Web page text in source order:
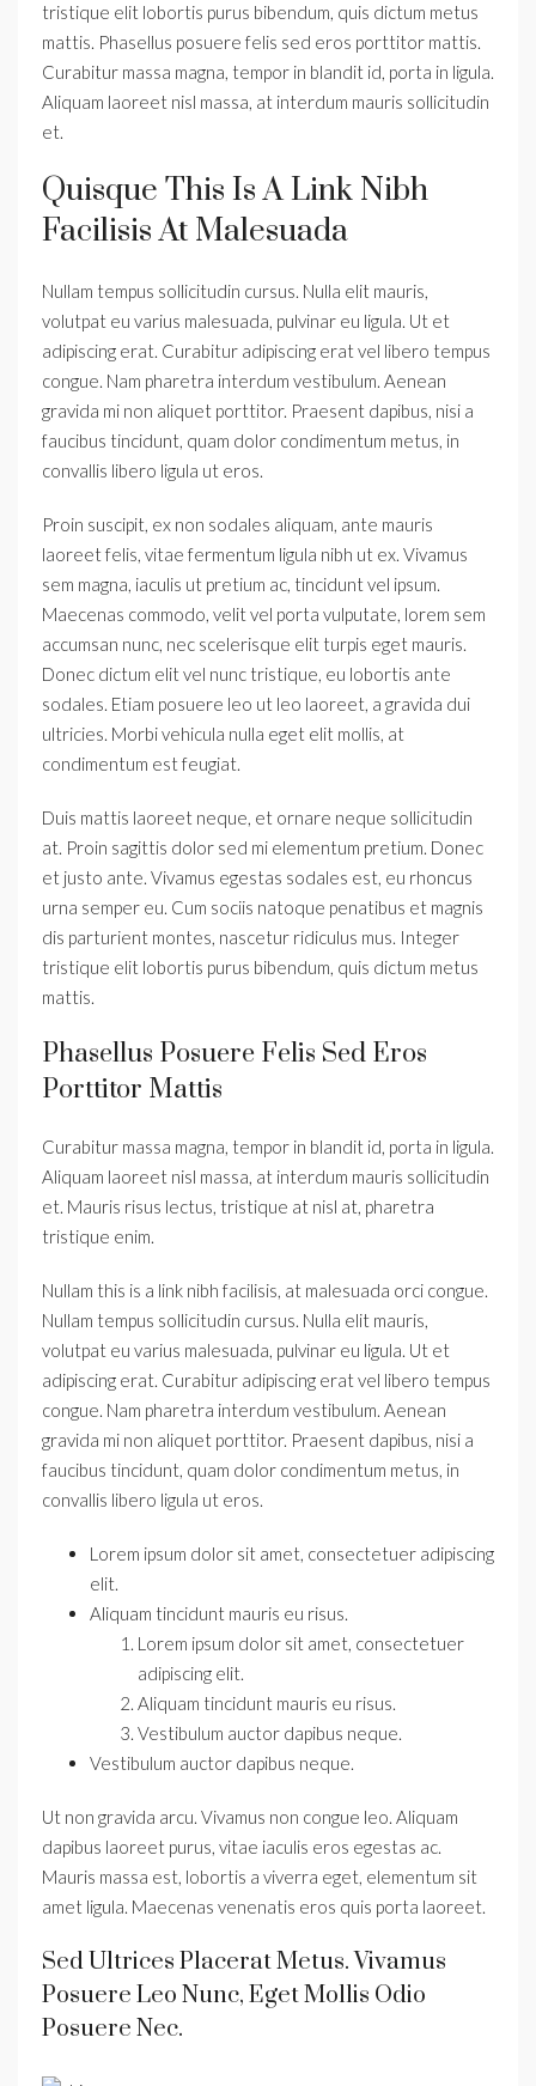
tristique elit lobortis purus bibendum, quis dictum metus
mattis. Phasellus posuere felis sed eros porttitor mattis.
Curabitur massa magna, tempor in blandit id, porta in ligula.
Aliquam laoreet nisl massa, at interdum mauris sollicitudin
et.
Quisque This Is A Link Nibh
Facilisis At Malesuada
Nullam tempus sollicitudin cursus. Nulla elit mauris,
volutpat eu varius malesuada, pulvinar eu ligula. Ut et
adipiscing erat. Curabitur adipiscing erat vel libero tempus
congue. Nam pharetra interdum vestibulum. Aenean
gravida mi non aliquet porttitor. Praesent dapibus, nisi a
faucibus tincidunt, quam dolor condimentum metus, in
convallis libero ligula ut eros.
Proin suscipit, ex non sodales aliquam, ante mauris
laoreet felis, vitae fermentum ligula nibh ut ex. Vivamus
sem magna, iaculis ut pretium ac, tincidunt vel ipsum.
Maecenas commodo, velit vel porta vulputate, lorem sem
accumsan nunc, nec scelerisque elit turpis eget mauris.
Donec dictum elit vel nunc tristique, eu lobortis ante
sodales. Etiam posuere leo ut leo laoreet, a gravida dui
ultricies. Morbi vehicula nulla eget elit mollis, at
condimentum est feugiat.
Duis mattis laoreet neque, et ornare neque sollicitudin
at. Proin sagittis dolor sed mi elementum pretium. Donec
et justo ante. Vivamus egestas sodales est, eu rhoncus
urna semper eu. Cum sociis natoque penatibus et magnis
dis parturient montes, nascetur ridiculus mus. Integer
tristique elit lobortis purus bibendum, quis dictum metus
mattis.
Phasellus Posuere Felis Sed Eros
Porttitor Mattis
Curabitur massa magna, tempor in blandit id, porta in ligula.
Aliquam laoreet nisl massa, at interdum mauris sollicitudin
et. Mauris risus lectus, tristique at nisl at, pharetra
tristique enim.
Nullam this is a link nibh facilisis, at malesuada orci congue.
Nullam tempus sollicitudin cursus. Nulla elit mauris,
volutpat eu varius malesuada, pulvinar eu ligula. Ut et
adipiscing erat. Curabitur adipiscing erat vel libero tempus
congue. Nam pharetra interdum vestibulum. Aenean
gravida mi non aliquet porttitor. Praesent dapibus, nisi a
faucibus tincidunt, quam dolor condimentum metus, in
convallis libero ligula ut eros.
Lorem ipsum dolor sit amet, consectetuer adipiscing
elit.
Aliquam tincidunt mauris eu risus.
Lorem ipsum dolor sit amet, consectetuer
adipiscing elit.
Aliquam tincidunt mauris eu risus.
Vestibulum auctor dapibus neque.
Vestibulum auctor dapibus neque.
Ut non gravida arcu. Vivamus non congue leo. Aliquam
dapibus laoreet purus, vitae iaculis eros egestas ac.
Mauris massa est, lobortis a viverra eget, elementum sit
amet ligula. Maecenas venenatis eros quis porta laoreet.
Sed Ultrices Placerat Metus. Vivamus
Posuere Leo Nunc, Eget Mollis Odio
Posuere Nec.